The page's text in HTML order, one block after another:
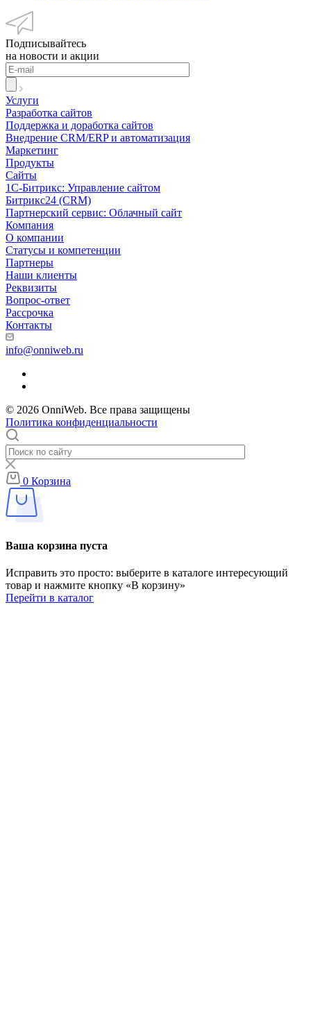
Подписывайтесь
на новости и акции
Услуги
Разработка сайтов
Поддержка и доработка сайтов
Внедрение CRM/ERP и автоматизация
Маркетинг
Продукты
Сайты
1С-Битрикс: Управление сайтом
Битрикс24 (CRM)
Партнерский сервис: Облачный сайт
Компания
О компании
Статусы и компетенции
Партнеры
Наши клиенты
Реквизиты
Вопрос-ответ
Рассрочка
Контакты
info@onniweb.ru
© 2026 OnniWeb. Все права защищены
Политика конфиденциальности
0 Корзина
Ваша корзина пуста
Исправить это просто: выберите в каталоге интересующий
товар и нажмите кнопку «В корзину»
Перейти в каталог